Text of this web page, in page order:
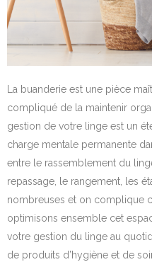
La buanderie est une pièce
compliqué de la maintenir
gestion de votre linge est un
charge mentale permanente
entre le rassemblement du
repassage, le rangement, les
nombreuses et on complique
optimisons ensemble cet
votre gestion du linge au
de produits d’hygiène et de